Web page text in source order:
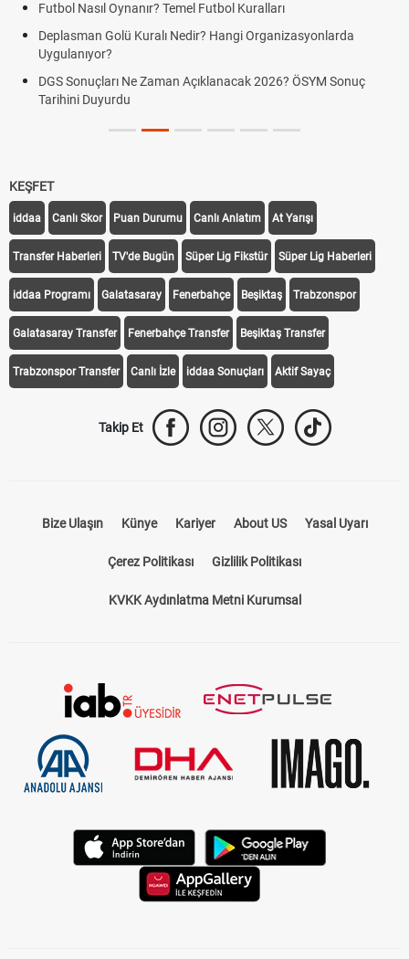
Futbol Nasıl Oynanır? Temel Futbol Kuralları
Deplasman Golü Kuralı Nedir? Hangi Organizasyonlarda
Uygulanıyor?
DGS Sonuçları Ne Zaman Açıklanacak 2026? ÖSYM Sonuç
Tarihini Duyurdu
KEŞFET
iddaa Canlı Skor Puan Durumu Canlı Anlatım At Yarışı
Transfer Haberleri TV'de Bugün Süper Lig Fikstür Süper Lig Haberleri
iddaa Programı Galatasaray Fenerbahçe Beşiktaş Trabzonspor
Galatasaray Transfer Fenerbahçe Transfer Beşiktaş Transfer
Trabzonspor Transfer Canlı İzle iddaa Sonuçları Aktif Sayaç
Takip Et
Bize Ulaşın Künye Kariyer About US Yasal Uyarı
Çerez Politikası Gizlilik Politikası
KVKK Aydınlatma Metni Kurumsal